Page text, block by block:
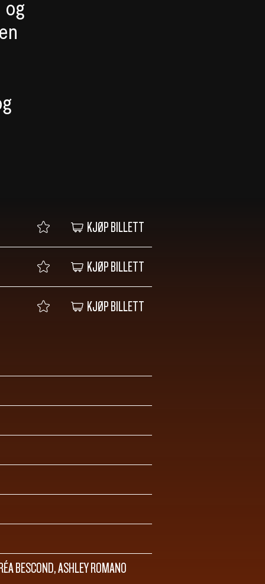
KJØP BILLETT
KJØP BILLETT
KJØP BILLETT
BESCOND, ASHLEY ROMANO